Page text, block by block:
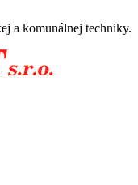
a komunálnej techniky.